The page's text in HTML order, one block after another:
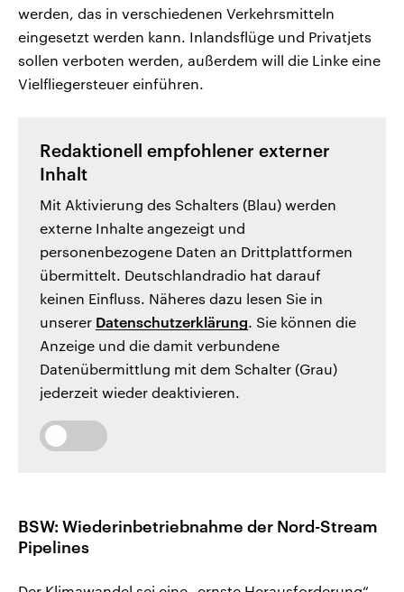
werden, das in verschiedenen Verkehrsmitteln
eingesetzt werden kann. Inlandsflüge und Privatjets
sollen verboten werden, außerdem will die Linke eine
Vielfliegersteuer einführen.
Redaktionell empfohlener externer
Inhalt
Mit Aktivierung des Schalters (Blau) werden
externe Inhalte angezeigt und
personenbezogene Daten an Drittplattformen
übermittelt. Deutschlandradio hat darauf
keinen Einfluss. Näheres dazu lesen Sie in
unserer Datenschutzerklärung. Sie können die
Anzeige und die damit verbundene
Datenübermittlung mit dem Schalter (Grau)
jederzeit wieder deaktivieren.
BSW: Wiederinbetriebnahme der Nord-Stream
Pipelines